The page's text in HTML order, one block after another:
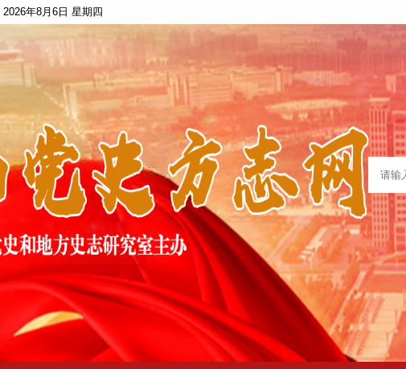
2026年8月6日 星期四